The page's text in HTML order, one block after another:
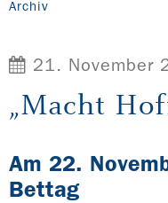
Archiv
21. November
„Macht
Am 22.
Bettag